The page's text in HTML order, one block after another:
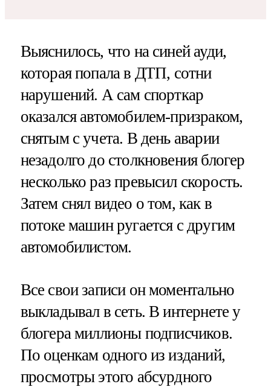
Выяснилось, что на синей ауди,
которая попала в ДТП, сотни
нарушений. А сам спорткар
оказался автомобилем-призраком,
снятым с учета. В день аварии
незадолго до столкновения блогер
несколько раз превысил скорость.
Затем снял видео о том, как в
потоке машин ругается с другим
автомобилистом.
Все свои записи он моментально
выкладывал в сеть. В интернете у
блогера миллионы подписчиков.
По оценкам одного из изданий,
просмотры этого абсурдного